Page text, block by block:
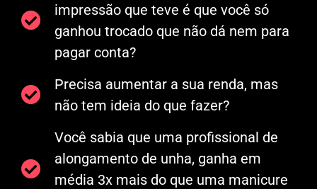
impressão que teve é que você só
ganhou trocado que não dá nem para
pagar conta?
Precisa aumentar a sua renda, mas
não tem ideia do que fazer?
Você sabia que uma profissional de
alongamento de unha, ganha em
média 3x mais do que uma manicure